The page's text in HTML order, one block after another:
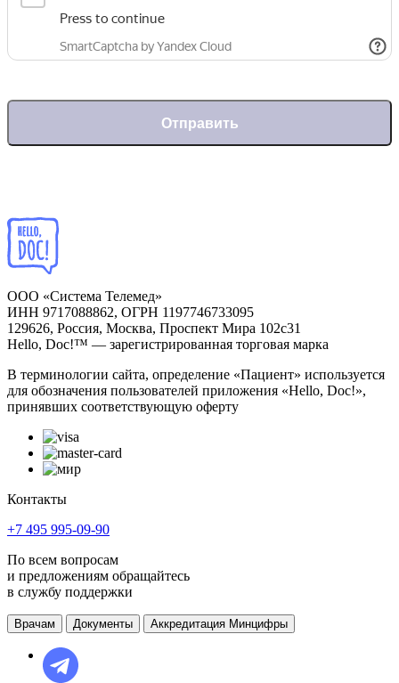
Отправить
ООО «Система Телемед»
ИНН 9717088862, ОГРН 1197746733095
129626, Россия, Москва, Проспект Мира 102с31
Hello, Doc!™ — зарегистрированная торговая марка
В терминологии сайта, определение «Пациент» используется
для обозначения пользователей приложения «Hello, Doc!»,
принявших соответствующую оферту
Контакты
+7 495 995-09-90
По всем вопросам
и предложениям обращайтесь
в службу поддержки
Врачам Документы Аккредитация Минцифры